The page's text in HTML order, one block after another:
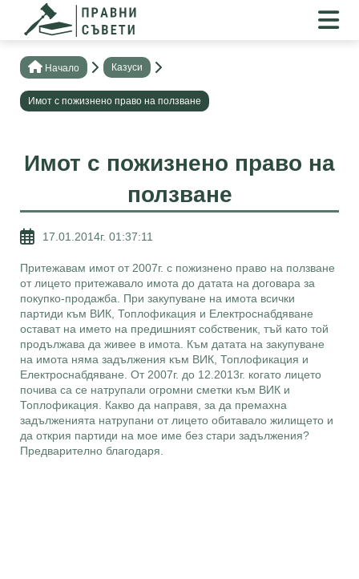
Нaчало Казуси
Имот с пожизнено право на ползване
Имот с пожизнено право на
ползване
17.01.2014г. 01:37:11
Притежавам имот от 2007г. с пожизнено право на ползване
от лицето притежавало имота до датата на договара за
покупко-продажба. При закупуване на имота всички
партиди към ВИК, Топлофикация и Електроснабдяване
остават на името на предишният собственик, тъй като той
продължава да живее в имота. Към датата на закупуване
на имота няма задължения към ВИК, Топлофикация и
Електроснабдяване. От 2007г. до 12.2013г. когато лицето
почива са се натрупали огромни сметки към ВИК и
Топлофикация. Какво да направя, за да премахна
задълженията натрупани от лицето обитавало жилището и
да открия партиди на мое име без стари задължения?
Предварително благодаря.